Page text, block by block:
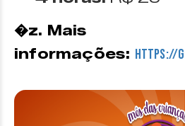
�z. Mais
informações: https://